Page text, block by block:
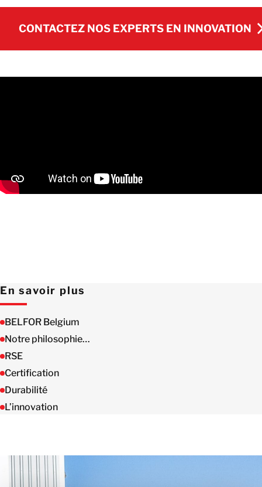
En savoir plus
BELFOR Belgium
Notre philosophie…
RSE
Certification
Durabilité
L’innovation
CONTACTEZ NOS EXPERTS EN INNOVATION